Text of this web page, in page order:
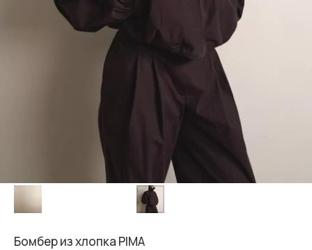
Бомбер из хлопка PIMA